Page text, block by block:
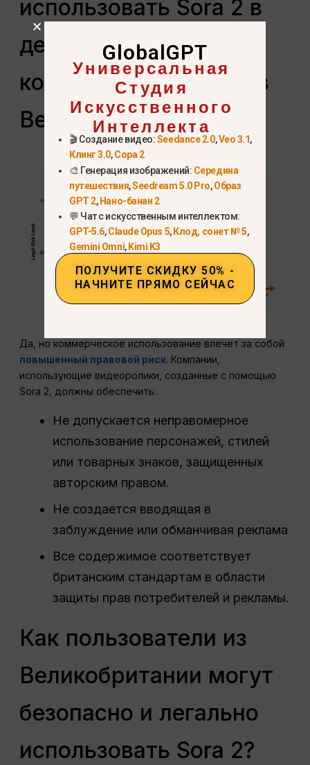
использовать Sora 2 в
деловых или
коммерческих целях в
Великобритании?
Да, но коммерческое использование влечет за собой
повышенный правовой риск. Компании,
использующие видеоролики, созданные с помощью
Sora 2, должны обеспечить:
Не допускается неправомерное
использование персонажей, стилей
или товарных знаков, защищенных
авторским правом.
Не создается вводящая в
заблуждение или обманчивая реклама
Все содержимое соответствует
британским стандартам в области
защиты прав потребителей и рекламы.
Как пользователи из
Великобритании могут
безопасно и легально
использовать Sora 2?
GlobalGPT
Универсальная
Студия
Искусственного
Интеллекта
🎬 Создание видео:Seedance 2.0,Veo 3.1,
Клинг 3.0,Сора 2
🎨 Генерация изображений: Середина
путешествия,Seedream 5.0 Pro,Образ
GPT 2, Нано-банан 2
💬 Чат с искусственным интеллектом:
GPT-5.6,Claude Opus 5, Клод, сонет № 5,
Gemini Omni, Kimi K3
ПОЛУЧИТЕ СКИДКУ 50% -
НАЧНИТЕ ПРЯМО СЕЙЧАС